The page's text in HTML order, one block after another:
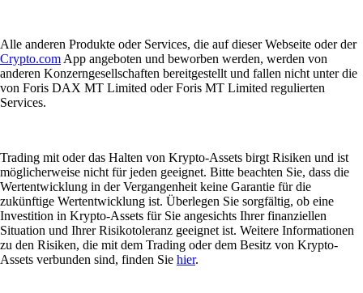
Alle anderen Produkte oder Services, die auf dieser Webseite oder der
Crypto.com App angeboten und beworben werden, werden von
anderen Konzerngesellschaften bereitgestellt und fallen nicht unter die
von Foris DAX MT Limited oder Foris MT Limited regulierten
Services.
Trading mit oder das Halten von Krypto-Assets birgt Risiken und ist
möglicherweise nicht für jeden geeignet. Bitte beachten Sie, dass die
Wertentwicklung in der Vergangenheit keine Garantie für die
zukünftige Wertentwicklung ist. Überlegen Sie sorgfältig, ob eine
Investition in Krypto-Assets für Sie angesichts Ihrer finanziellen
Situation und Ihrer Risikotoleranz geeignet ist. Weitere Informationen
zu den Risiken, die mit dem Trading oder dem Besitz von Krypto-
Assets verbunden sind, finden Sie hier.